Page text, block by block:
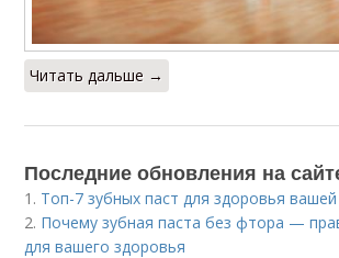
Читать дальше →
Последние обновления на
1. Топ-7 зубных паст для здоровья
2. Почему зубная паста без фтора —
для вашего здоровья